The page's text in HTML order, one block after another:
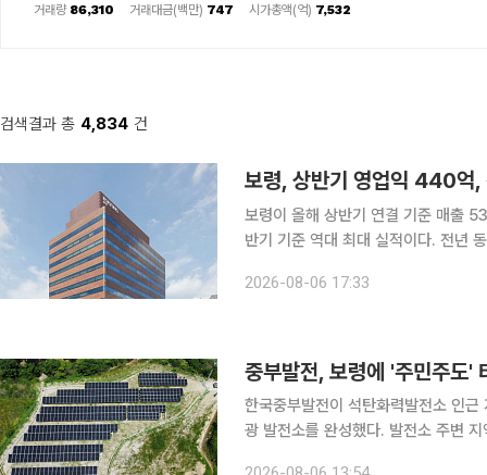
거래량 86,310 거래대금(백만) 747 시가총액(억) 7,532
검색결과 총 4,834 건
보령, 상반기 영업익 440
보령이 올해 상반기 연결 기준 매출
반기 기준 역대 최대 실적이다. 전년
2026-08-06 17:33
중부발전, 보령에 '주민주도'
한국중부발전이 석탄화력발전소 인
광 발전소를 완성했다. 발전소 주변 지역에 친환경 재생에너지 인프라를 구축해 주민 복지를 늘리고